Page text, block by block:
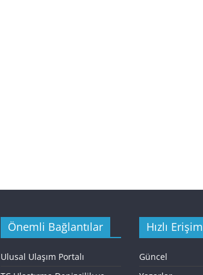
Önemli Bağlantılar
Ulusal Ulaşım Portalı
Hızlı Erişim
Güncel